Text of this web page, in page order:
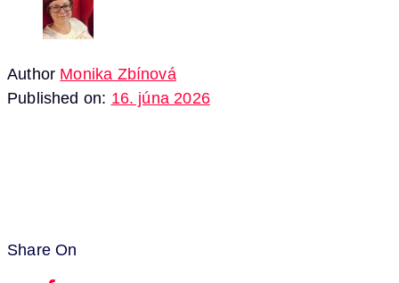
Author Monika Zbínová
Published on: 16. júna 2026
Share On